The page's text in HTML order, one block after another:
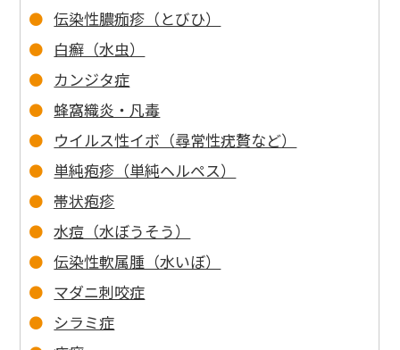
伝染性膿痂疹（とびひ）
白癬（水虫）
カンジタ症
蜂窩織炎・凡毒
ウイルス性イボ（尋常性疣贅など）
単純疱疹（単純ヘルペス）
帯状疱疹
水痘（水ぼうそう）
伝染性軟属腫（水いぼ）
マダニ刺咬症
シラミ症